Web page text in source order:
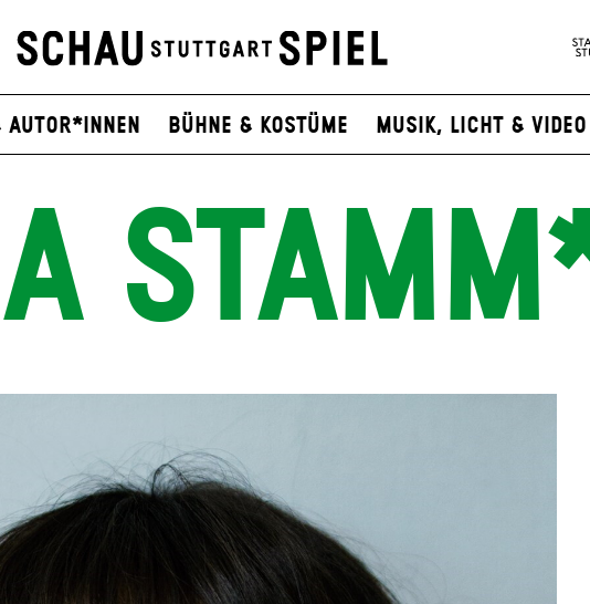
Autor*innen Bühne & Kostüme Musik, Licht & Video